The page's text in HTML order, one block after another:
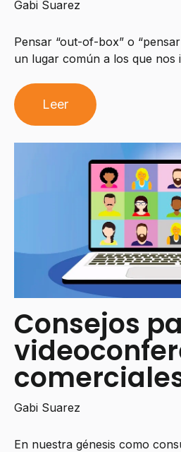
Gabi Suarez
Pensar “out-of-box” o
un lugar común a los que nos
Leer
Consejos
Gabi Suarez
En nuestra génesis como